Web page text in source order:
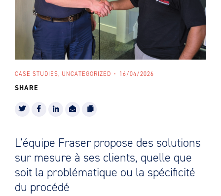
CASE STUDIES, UNCATEGORIZED 16/04/2026
SHARE
L’équipe Fraser propose des solutions
sur mesure à ses clients, quelle que
soit la problématique ou la spécificité
du procédé